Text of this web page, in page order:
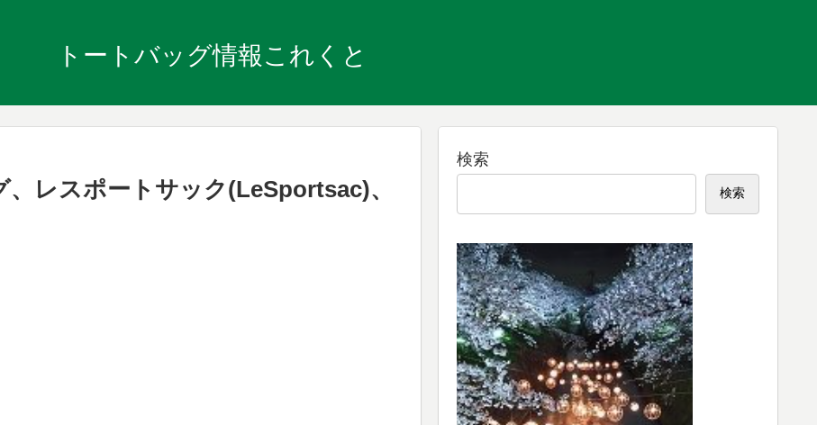
トートバッグ情報これくと
レスポートサック(LeSportsac)、
検索
検索